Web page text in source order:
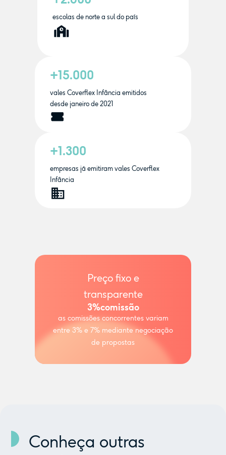
escolas de norte a sul do país
+15.000
vales Coverflex Infância emitidos
desde janeiro de 2021
+1.300
empresas já emitiram vales Coverflex
Infância
Preço fixo e
transparente
3%comissão
as comissões concorrentes variam
entre 3% e 7% mediante negociação
de propostas
Conheça outras